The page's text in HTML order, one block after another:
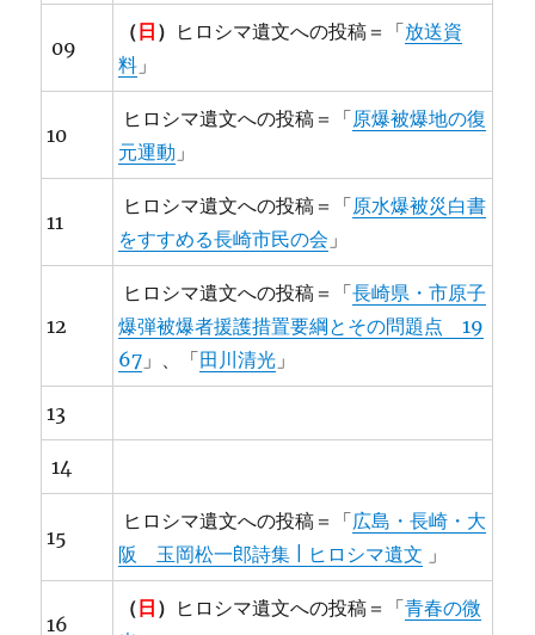
09
（ 日 ） ヒロシマ遺文への投稿＝「放送資
料 」
10
ヒロシマ遺文への投稿＝「原爆被爆地の復
元運動 」
11
ヒロシマ遺文への投稿＝「原水爆被災白書
をすすめる長崎市民の会 」
12
ヒロシマ遺文への投稿＝「長崎県・市原子
爆弾被爆者援護措置要綱とその問題点 19
67 」、「田川清光 」
13
14
15
ヒロシマ遺文への投稿＝「広島・長崎・大
阪 玉岡松一郎詩集 | ヒロシマ遺文 」
16
（ 日 ） ヒロシマ遺文への投稿＝「青春の微